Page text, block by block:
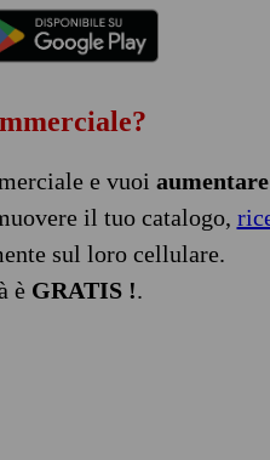
e vuoi
il tuo catalogo,
sul loro cellulare.
è GRATIS !.